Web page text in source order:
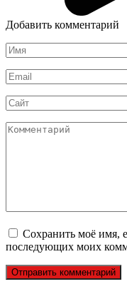
Добавить комментарий
Имя
*
Email
*
Сайт
Комментарий
Сохранить моё имя,
последующих моих